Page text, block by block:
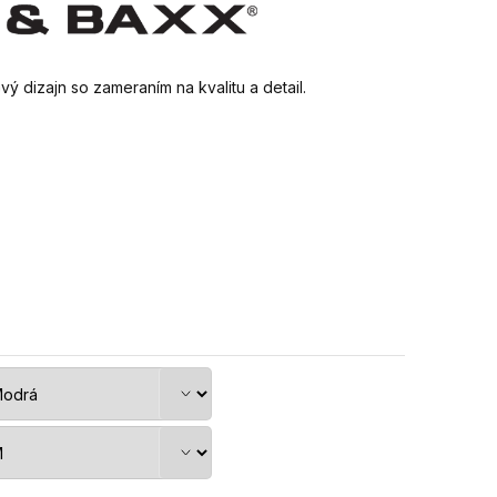
dizajn so zameraním na kvalitu a detail.